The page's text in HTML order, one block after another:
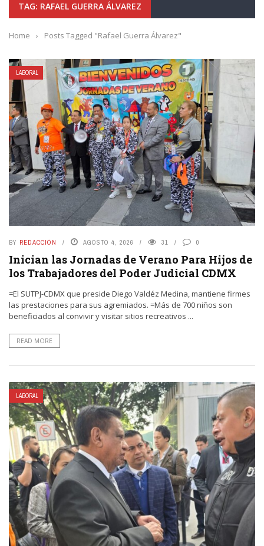
TAG: RAFAEL GUERRA ÁLVAREZ
Home › Posts Tagged "Rafael Guerra Álvarez"
LABORAL
BY REDACCIÓN AGOSTO 4, 2026 31 0
Inician las Jornadas de Verano Para Hijos de
los Trabajadores del Poder Judicial CDMX
=El SUTPJ-CDMX que preside Diego Valdéz Medina, mantiene firmes
las prestaciones para sus agremiados. =Más de 700 niños son
beneficiados al convivir y visitar sitios recreativos ...
READ MORE
LABORAL